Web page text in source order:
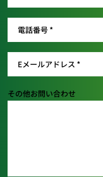
その他お問い合わせ